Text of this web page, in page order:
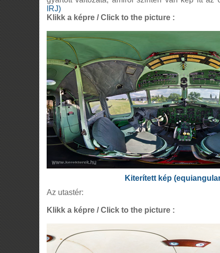
IRJ)
Klikk a képre / Click to the picture :
Kiterített kép
Az utastér:
Klikk a képre / Click to the picture :